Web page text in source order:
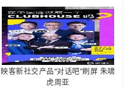
映客新社交产品“对话吧”刷屏 朱啸
虎周亚